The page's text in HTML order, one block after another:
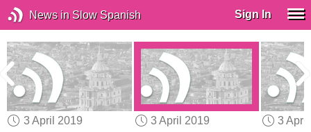
News in Slow Spanish Sign In
3 April 2019
3 April 2019
3